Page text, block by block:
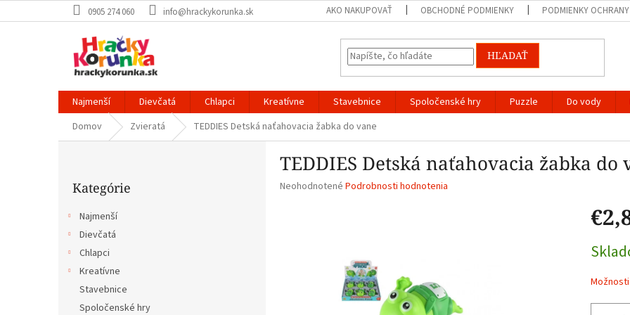
na
0905 274 060 info@hrackykorunka.sk AKO NAKUPOVAŤ OBCHODNÉ PODMIENKY PODMIENKY OCHRANY
HĽADAŤ
Najmenší Dievčatá Chlapci Kreatívne Stavebnice Spoločenské hry Puzzle Do vody
Domov
Zvieratá TEDDIES Detská naťahovacia žabka do vane
kategórie
Kategórie
Najmenší
Dievčatá
Chlapci
Kreatívne
Stavebnice
Spoločenské hry
TEDDIES Detská naťahovacia žabka do
Priemerné
Neohodnotené Podrobnosti hodnotenia
cena: